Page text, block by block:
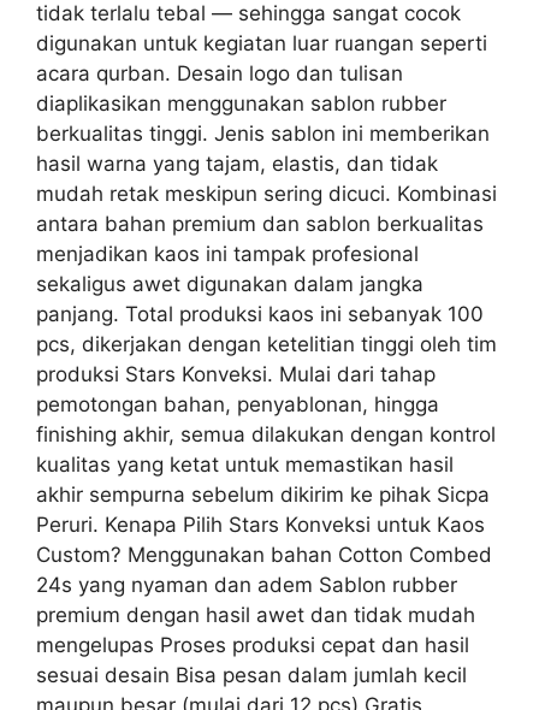
tidak terlalu tebal — sehingga sangat cocok
digunakan untuk kegiatan luar ruangan seperti
acara qurban. Desain logo dan tulisan
diaplikasikan menggunakan sablon rubber
berkualitas tinggi. Jenis sablon ini memberikan
hasil warna yang tajam, elastis, dan tidak
mudah retak meskipun sering dicuci. Kombinasi
antara bahan premium dan sablon berkualitas
menjadikan kaos ini tampak profesional
sekaligus awet digunakan dalam jangka
panjang. Total produksi kaos ini sebanyak 100
pcs, dikerjakan dengan ketelitian tinggi oleh tim
produksi Stars Konveksi. Mulai dari tahap
pemotongan bahan, penyablonan, hingga
finishing akhir, semua dilakukan dengan kontrol
kualitas yang ketat untuk memastikan hasil
akhir sempurna sebelum dikirim ke pihak Sicpa
Peruri. Kenapa Pilih Stars Konveksi untuk Kaos
Custom? Menggunakan bahan Cotton Combed
24s yang nyaman dan adem Sablon rubber
premium dengan hasil awet dan tidak mudah
mengelupas Proses produksi cepat dan hasil
sesuai desain Bisa pesan dalam jumlah kecil